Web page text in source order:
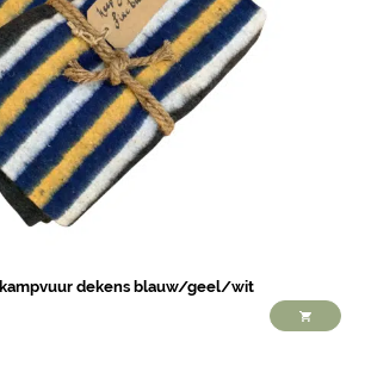
dekens blauw/geel/wit